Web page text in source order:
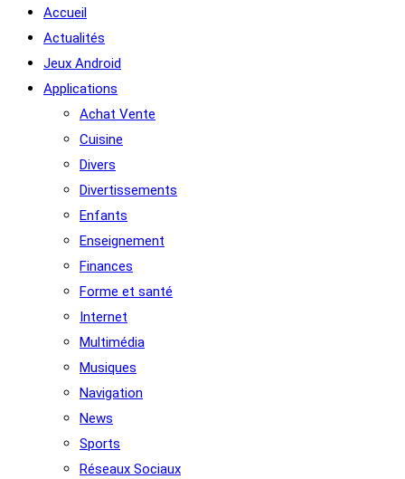
Accueil
Actualités
Jeux Android
Applications
Achat Vente
Cuisine
Divers
Divertissements
Enfants
Enseignement
Finances
Forme et santé
Internet
Multimédia
Musiques
Navigation
News
Sports
Réseaux Sociaux